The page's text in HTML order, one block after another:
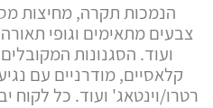
הנמכות תקרה, מחיצות
צבעים מתאימים וגופי
ועוד. הסגנונות
קלאסיים, מודרניים עם
רטרו/וינטאג' ועוד. כל לקוח